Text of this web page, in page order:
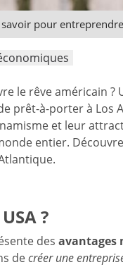
pour
le rêve américain
prêt-à-porter à Los
et leur
entier.
?
des avantages
decréer une